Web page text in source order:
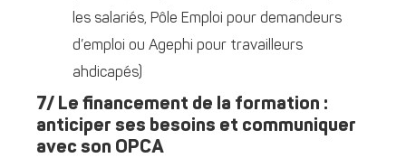
les salariés, Pôle Emploi pour demandeurs
d’emploi ou Agephi pour travailleurs
ahdicapés)
7/ Le financement de la formation :
anticiper ses besoins et communiquer
avec son OPCA